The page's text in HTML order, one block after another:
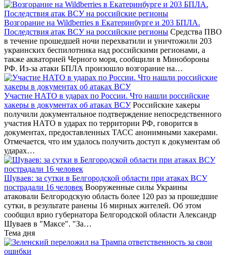
Возгорание на Wildberries в Екатеринбурге и 203 БПЛА.
Последствия атак ВСУ на российские регионы Средства ПВО
в течение прошедшей ночи перехватили и уничтожили 203
украинских беспилотника над российскими регионами, а
также акваторией Черного моря, сообщили в Минобороны
РФ. Из-за атаки БПЛА произошло возгорание на…
Участие НАТО в ударах по России. Что нашли российские
хакеры в документах об атаках ВСУРоссийские хакеры
получили документальное подтверждение непосредственного
участия НАТО в ударах по территории РФ, говорится в
документах, предоставленных ТАСС анонимными хакерами.
Отмечается, что им удалось получить доступ к документам об
ударах…
Шуваев: за сутки в Белгородской области при атаках ВСУ
пострадали 16 человек Вооруженные силы Украины
атаковали Белгородскую область более 120 раз за прошедшие
сутки, в результате ранены 16 мирных жителей. Об этом
сообщил врио губернатора Белгородской области Александр
Шуваев в "Максе". "За…
Тема дня